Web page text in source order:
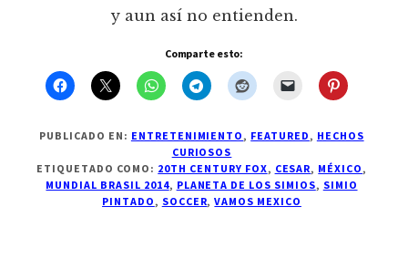
y aun así no entienden.
Comparte esto:
PUBLICADO EN: ENTRETENIMIENTO , FEATURED , HECHOS
CURIOSOS
ETIQUETADO COMO: 20TH CENTURY FOX, CESAR, MÉXICO ,
MUNDIAL BRASIL 2014, PLANETA DE LOS SIMIOS, SIMIO
PINTADO , SOCCER,VAMOS MEXICO